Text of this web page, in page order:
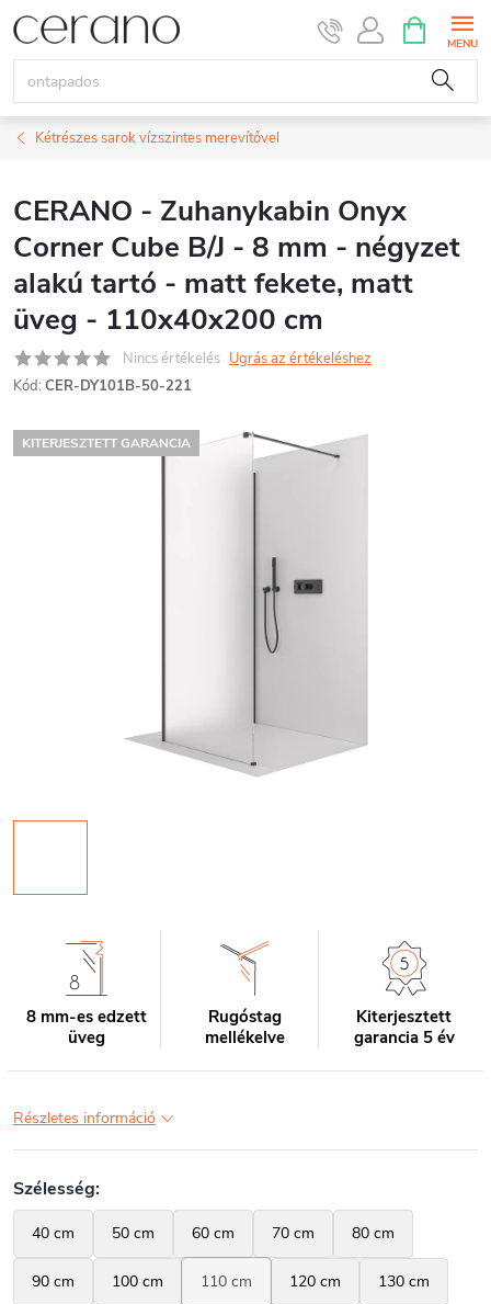
Ugrás
tartalomhoz
KOSÁR
Kétrészes sarok vízszintes merevítővel
CERANO - Zuhanykabin Onyx
Corner Cube B/J - 8 mm - négyzet
alakú tartó - matt fekete, matt
üveg - 110x40x200 cm
Nincs értékelés Ugrás az értékeléshez
Kód: CER-DY101B-50-221
KITERJESZTETT GARANCIA
8 mm-es edzett
üveg
Rugóstag
mellékelve
Kiterjesztett
garancia 5 év
Részletes információ